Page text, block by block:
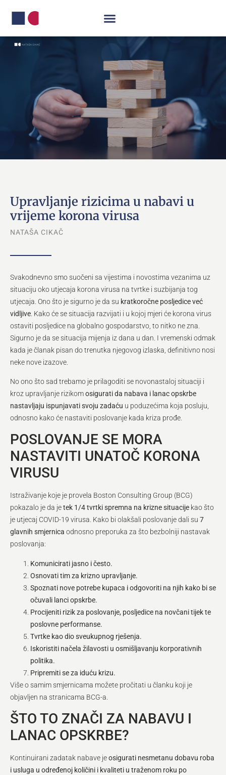
Upravljanje rizicima u nabavi u
vrijeme korona virusa
NATAŠA CIKAČ
Svakodnevno smo suočeni sa vijestima i novostima vezanima uz
situaciju oko utjecaja korona virusa na tvrtke i suzbijanja tog
utjecaja. Ono što je sigurno je da su kratkoročne posljedice već
vidljive . Kako će se situacija razvijati i u kojoj mjeri će korona virus
ostaviti posljedice na globalno gospodarstvo, to nitko ne zna.
Sigurno je da se situacija mijenja iz dana u dan. I vremenski odmak
kada je članak pisan do trenutka njegovog izlaska, definitivno nosi
neke nove izazove.
No ono što sad trebamo je prilagoditi se novonastaloj situaciji i
kroz upravljanje rizikomosigurati da nabava i lanac opskrbe
nastavljaju ispunjavati svoju zadaću u poduzećima koja posluju,
odnosno kako će nastaviti poslovanje kada kriza prođe.
POSLOVANJE SE MORA
NASTAVITI UNATOČ KORONA
VIRUSU
Istraživanje koje je provela Boston Consulting Group (BCG)
pokazalo je da jetek 1/4 tvrtki spremna na krizne situacije kao što
je utjecaj COVID-19 virusa. Kako bi olakšali poslovanje dali su 7
glavnih smjernica odnosno preporuka za što bezbolniji nastavak
poslovanja:
Komunicirati jasno i često.
Osnovati tim za krizno upravljanje.
Spoznati nove potrebe kupaca i odgovoriti na njih kako bi se
očuvali lanci opskrbe.
Procijeniti rizik za poslovanje, posljedice na novčani tijek te
poslovne performanse.
Tvrtke kao dio sveukupnog rješenja.
Iskoristiti načela žilavosti u osmišljavanju korporativnih
politika.
Pripremiti se za iduću krizu.
Više o samim smjernicama možete pročitati u članku koji je
objavljen na stranicama BCG-a.
ŠTO TO ZNAČI ZA NABAVU I
LANAC OPSKRBE?
Kontinuirani zadatak nabave jeosigurati nesmetanu dobavu roba
i usluga u određenoj količini i kvaliteti u traženom roku po